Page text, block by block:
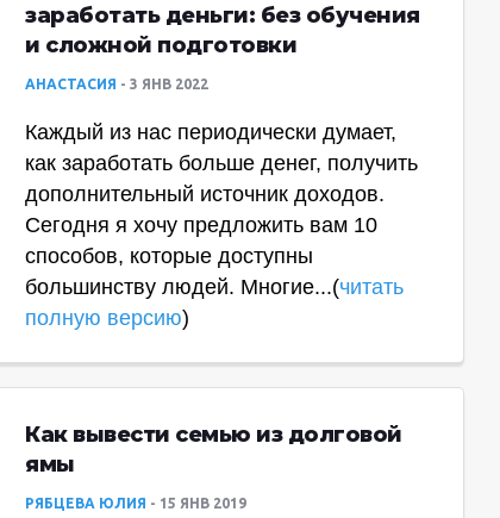
заработать деньги: без обучения
и сложной подготовки
АНАСТАСИЯ 3 ЯНВ 2022
Каждый из нас периодически думает,
как заработать больше денег, получить
дополнительный источник доходов.
Сегодня я хочу предложить вам 10
способов, которые доступны
большинству людей. Многие...(читать
полную версию)
Как вывести семью из долговой
ямы
РЯБЦЕВА ЮЛИЯ 15 ЯНВ 2019